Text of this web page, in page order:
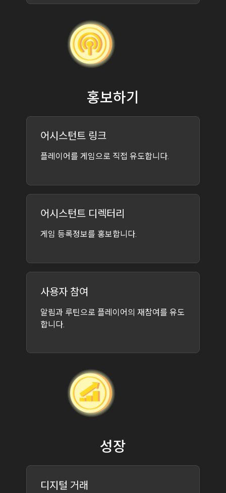
홍보하기
어시스턴트 링크
플레이어를 게임으로 직접 유도합니다.
어시스턴트 디렉터리
게임 등록정보를 홍보합니다.
사용자 참여
알림과 루틴으로 플레이어의 재참여를 유도
합니다.
성장
디지털 거래